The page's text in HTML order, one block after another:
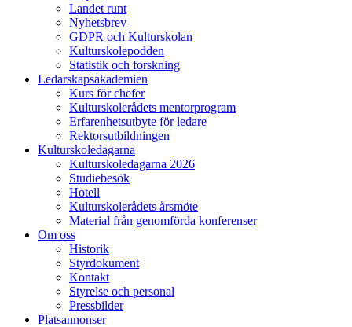
Landet runt
Nyhetsbrev
GDPR och Kulturskolan
Kulturskolepodden
Statistik och forskning
Ledarskapsakademien
Kurs för chefer
Kulturskolerådets mentorprogram
Erfarenhetsutbyte för ledare
Rektorsutbildningen
Kulturskoledagarna
Kulturskoledagarna 2026
Studiebesök
Hotell
Kulturskolerådets årsmöte
Material från genomförda konferenser
Om oss
Historik
Styrdokument
Kontakt
Styrelse och personal
Pressbilder
Platsannonser